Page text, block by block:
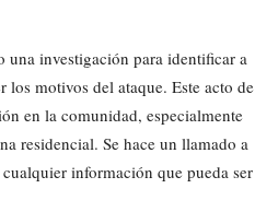
una investigación para identificar a
los motivos del ataque. Este acto de
en la comunidad, especialmente
residencial. Se hace un llamado a
información que pueda ser